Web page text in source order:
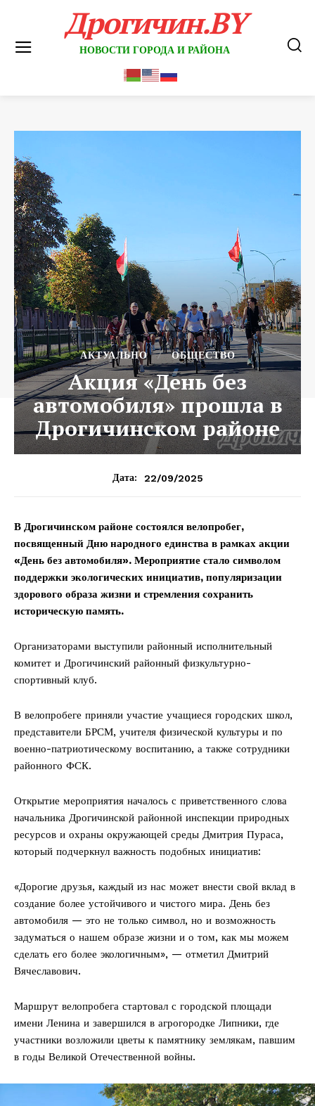
Дрогичин.BY
НОВОСТИ ГОРОДА И РАЙОНА
АКТУАЛЬНО ОБЩЕСТВО
Акция «День без
автомобиля» прошла в
Дрогичинском районе
Дата: 22/09/2025
В Дрогичинском районе состоялся велопробег,
посвященный Дню народного единства в рамках акции
«День без автомобиля». Мероприятие стало символом
поддержки экологических инициатив, популяризации
здорового образа жизни и стремления сохранить
историческую память.
Организаторами выступили районный исполнительный
комитет и Дрогичинский районный физкультурно-
спортивный клуб.
В велопробеге приняли участие учащиеся городских школ,
представители БРСМ, учителя физической культуры и по
военно-патриотическому воспитанию, а также сотрудники
районного ФСК.
Открытие мероприятия началось с приветственного слова
начальника Дрогичинской районной инспекции природных
ресурсов и охраны окружающей среды Дмитрия Пураса,
который подчеркнул важность подобных инициатив:
«Дорогие друзья, каждый из нас может внести свой вклад в
создание более устойчивого и чистого мира. День без
автомобиля — это не только символ, но и возможность
задуматься о нашем образе жизни и о том, как мы можем
сделать его более экологичным», — отметил Дмитрий
Вячеславович.
Маршрут велопробега стартовал с городской площади
имени Ленина и завершился в агрогородке Липники, где
участники возложили цветы к памятнику землякам, павшим
в годы Великой Отечественной войны.